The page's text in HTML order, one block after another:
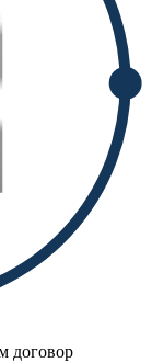
договор